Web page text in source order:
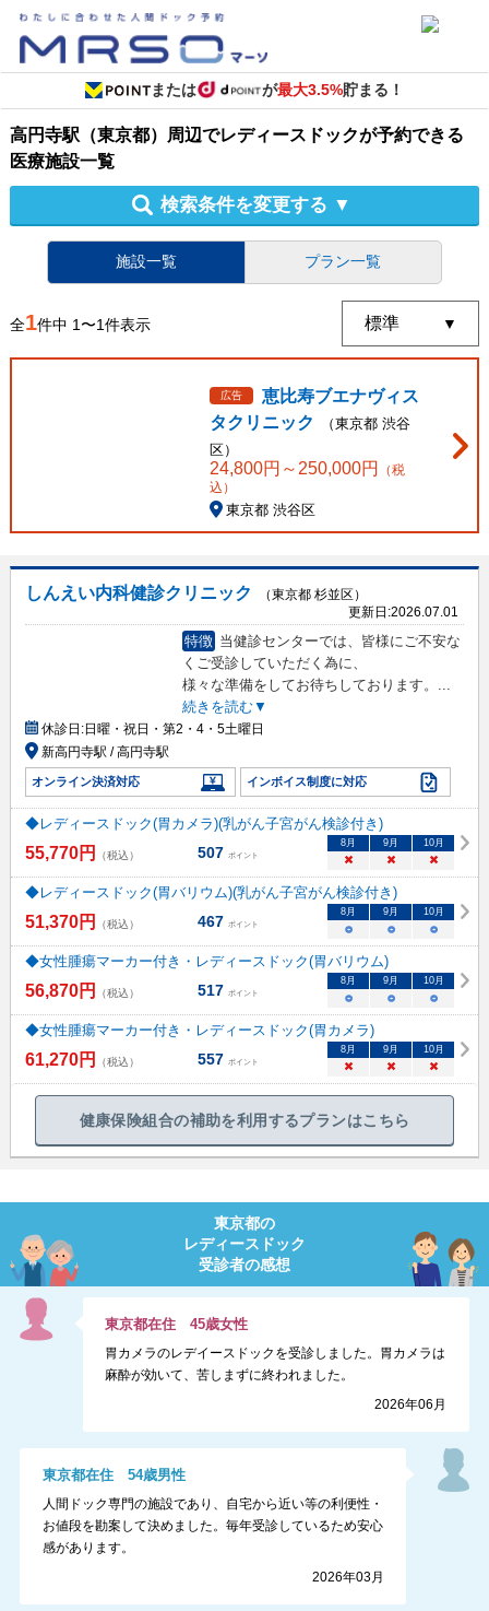
または が最大3.5%貯まる！
高円寺駅（東京都）周辺でレディースドックが予約できる
医療施設一覧
検索条件を変更する ▼
施設一覧 プラン一覧
全1件中 1〜1件表示
広告
恵比寿ブエナヴィス
タクリニック
（東京都 渋谷
区）
24,800円～250,000円
（税
込）
東京都 渋谷区
しんえい内科健診クリニック
（東京都 杉並区）
更新日:2026.07.01
特徴 当健診センターでは、皆様にご不安な
くご受診していただく為に、
様々な準備をしてお待ちしております。 ...
続きを読む▼
休診日:日曜・祝日・第2・4・5土曜日
新高円寺駅 / 高円寺駅
オンライン決済対応 インボイス制度に対応
◆レディースドック(胃カメラ)(乳がん子宮がん検診付き)
55,770円 （税込） 507 ポイント
8月 9月 10月
× × ×
◆レディースドック(胃バリウム)(乳がん子宮がん検診付き)
51,370円 （税込） 467 ポイント
8月 9月 10月
○ ○ ○
◆女性腫瘍マーカー付き・レディースドック(胃バリウム)
56,870円 （税込） 517 ポイント
8月 9月 10月
○ ○ ○
◆女性腫瘍マーカー付き・レディースドック(胃カメラ)
61,270円 （税込） 557 ポイント
8月 9月 10月
× × ×
健康保険組合の補助を利用するプランはこちら
東京都の
レディースドック
受診者の感想
東京都在住45歳女性
胃カメラのレデイースドックを受診しました。胃カメラは
麻酔が効いて、苦しまずに終われました。
2026年06月
東京都在住 54歳男性
人間ドック専門の施設であり、自宅から近い等の利便性・
お値段を勘案して決めました。毎年受診しているため安心
感があります。
2026年03月